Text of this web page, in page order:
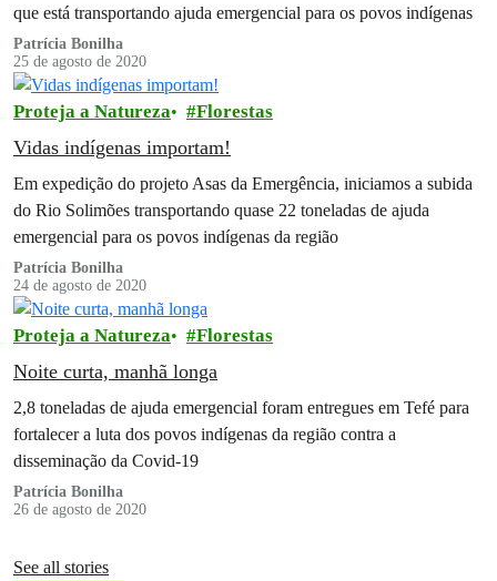
que está transportando ajuda emergencial para os povos indígenas
Patrícia Bonilha
25 de agosto de 2020
Proteja a Natureza Florestas
Vidas indígenas importam!
Em expedição do projeto Asas da Emergência, iniciamos a subida
do Rio Solimões transportando quase 22 toneladas de ajuda
emergencial para os povos indígenas da região
Patrícia Bonilha
24 de agosto de 2020
Proteja a Natureza Florestas
Noite curta, manhã longa
2,8 toneladas de ajuda emergencial foram entregues em Tefé para
fortalecer a luta dos povos indígenas da região contra a
disseminação da Covid-19
Patrícia Bonilha
26 de agosto de 2020
See all stories